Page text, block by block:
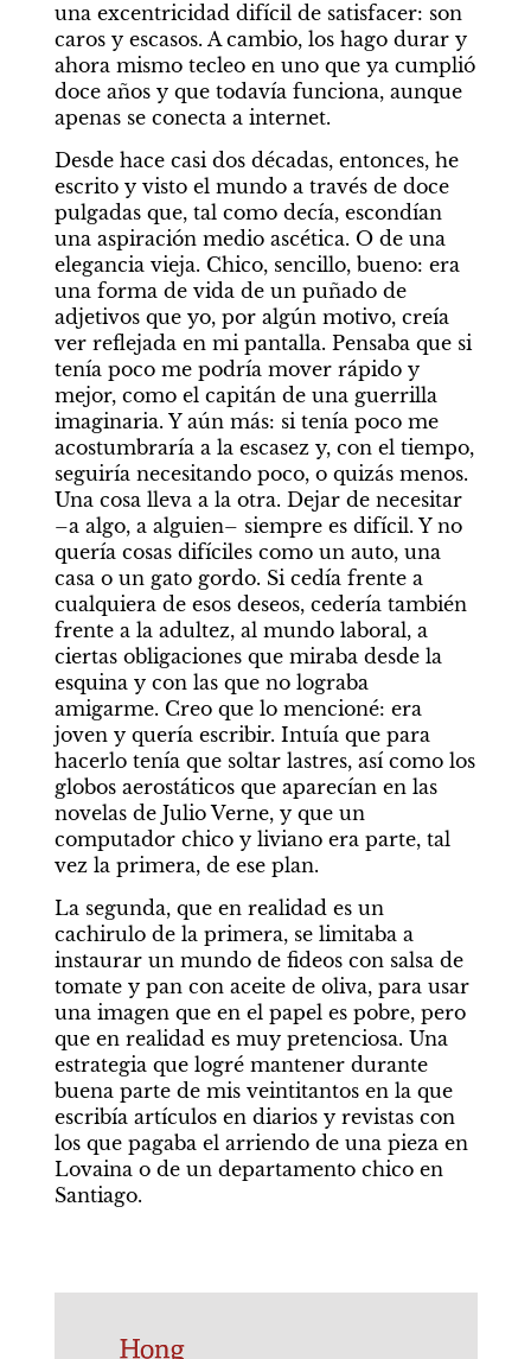
una excentricidad difícil de satisfacer: son
caros y escasos. A cambio, los hago durar y
ahora mismo tecleo en uno que ya cumplió
doce años y que todavía funciona, aunque
apenas se conecta a internet.
Desde hace casi dos décadas, entonces, he
escrito y visto el mundo a través de doce
pulgadas que, tal como decía, escondían
una aspiración medio ascética. O de una
elegancia vieja. Chico, sencillo, bueno: era
una forma de vida de un puñado de
adjetivos que yo, por algún motivo, creía
ver reflejada en mi pantalla. Pensaba que si
tenía poco me podría mover rápido y
mejor, como el capitán de una guerrilla
imaginaria. Y aún más: si tenía poco me
acostumbraría a la escasez y, con el tiempo,
seguiría necesitando poco, o quizás menos.
Una cosa lleva a la otra. Dejar de necesitar
–a algo, a alguien– siempre es difícil. Y no
quería cosas difíciles como un auto, una
casa o un gato gordo. Si cedía frente a
cualquiera de esos deseos, cedería también
frente a la adultez, al mundo laboral, a
ciertas obligaciones que miraba desde la
esquina y con las que no lograba
amigarme. Creo que lo mencioné: era
joven y quería escribir. Intuía que para
hacerlo tenía que soltar lastres, así como los
globos aerostáticos que aparecían en las
novelas de Julio Verne, y que un
computador chico y liviano era parte, tal
vez la primera, de ese plan.
La segunda, que en realidad es un
cachirulo de la primera, se limitaba a
instaurar un mundo de fideos con salsa de
tomate y pan con aceite de oliva, para usar
una imagen que en el papel es pobre, pero
que en realidad es muy pretenciosa. Una
estrategia que logré mantener durante
buena parte de mis veintitantos en la que
escribía artículos en diarios y revistas con
los que pagaba el arriendo de una pieza en
Lovaina o de un departamento chico en
Santiago.